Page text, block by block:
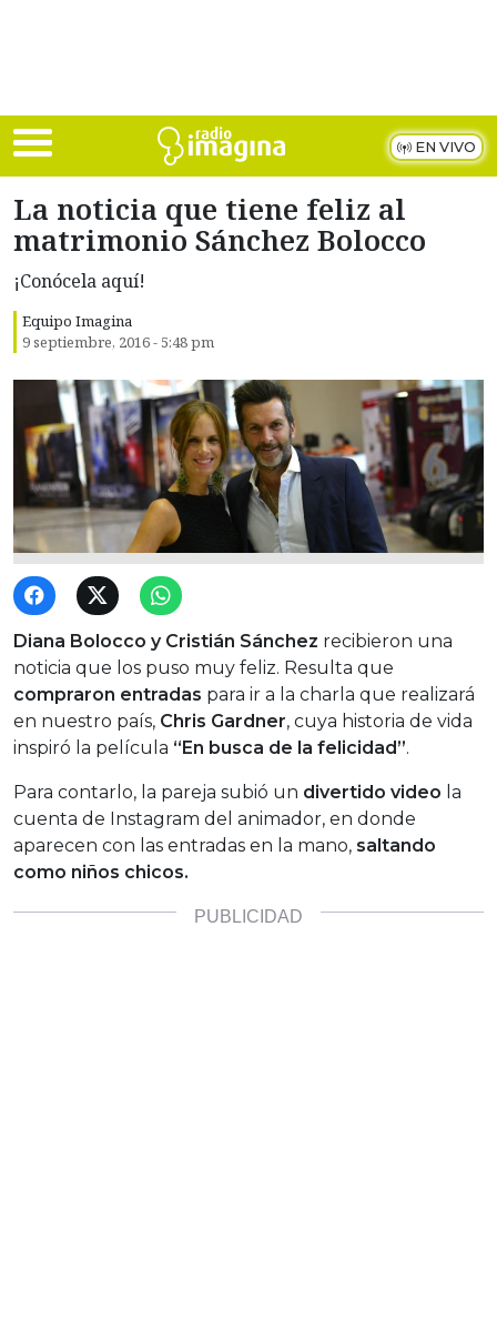
EN VIVO
La noticia que tiene feliz al
matrimonio Sánchez Bolocco
¡Conócela aquí!
Equipo Imagina
9 septiembre, 2016 - 5:48 pm
Diana Bolocco y Cristián Sánchez recibieron una
noticia que los puso muy feliz. Resulta que
compraron entradas para ir a la charla que realizará
en nuestro país, Chris Gardner, cuya historia de vida
inspiró la película “En busca de la felicidad”.
Para contarlo, la pareja subió un divertido video la
cuenta de Instagram del animador, en donde
aparecen con las entradas en la mano, saltando
como niños chicos.